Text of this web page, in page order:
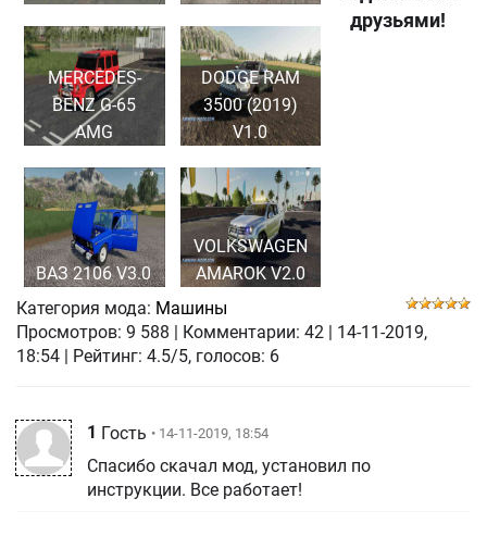
MERCEDES-
BENZ G-65
AMG
DODGE RAM
3500 (2019)
V1.0
ВАЗ 2106 V3.0
VOLKSWAGEN
AMAROK V2.0
друзьями!
Категория мода: Машины
Просмотров: 9 588 Комментарии: 42
14-11-2019,
18:54
| Рейтинг: 4.5/5, голосов: 6
1 Гость • 14-11-2019, 18:54
Спасибо скачал мод, установил по
инструкции. Все работает!